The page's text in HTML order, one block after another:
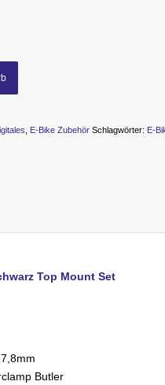
E-Bike Zubehör Schlagwörter: E-
Top Mount Set
Butler